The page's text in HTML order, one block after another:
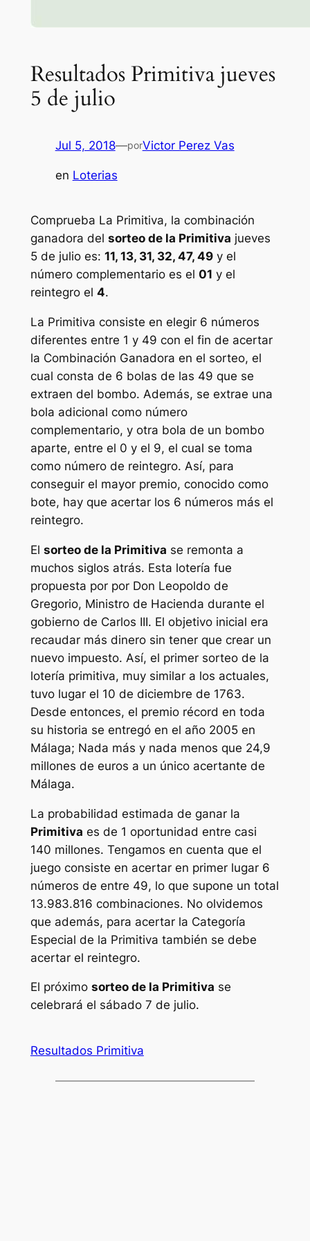
Resultados Primitiva jueves
5 de julio
Jul 5, 2018—porVictor Perez Vas
en Loterias
Comprueba La Primitiva, la combinación
ganadora del sorteo de la Primitiva jueves
5 de julio es: 11, 13, 31, 32, 47, 49y el
número complementario es el 01 y el
reintegro el 4.
La Primitiva consiste en elegir 6 números
diferentes entre 1 y 49 con el fin de acertar
la Combinación Ganadora en el sorteo, el
cual consta de 6 bolas de las 49 que se
extraen del bombo. Además, se extrae una
bola adicional como número
complementario, y otra bola de un bombo
aparte, entre el 0 y el 9, el cual se toma
como número de reintegro. Así, para
conseguir el mayor premio, conocido como
bote, hay que acertar los 6 números más el
reintegro.
El sorteo de la Primitiva se remonta a
muchos siglos atrás. Esta lotería fue
propuesta por por Don Leopoldo de
Gregorio, Ministro de Hacienda durante el
gobierno de Carlos III. El objetivo inicial era
recaudar más dinero sin tener que crear un
nuevo impuesto. Así, el primer sorteo de la
lotería primitiva, muy similar a los actuales,
tuvo lugar el 10 de diciembre de 1763.
Desde entonces, el premio récord en toda
su historia se entregó en el año 2005 en
Málaga; Nada más y nada menos que 24,9
millones de euros a un único acertante de
Málaga.
La probabilidad estimada de ganar la
Primitiva es de 1 oportunidad entre casi
140 millones. Tengamos en cuenta que el
juego consiste en acertar en primer lugar 6
números de entre 49, lo que supone un total
13.983.816 combinaciones. No olvidemos
que además, para acertar la Categoría
Especial de la Primitiva también se debe
acertar el reintegro.
El próximo sorteo de la Primitiva se
celebrará el sábado 7 de julio.
Resultados Primitiva